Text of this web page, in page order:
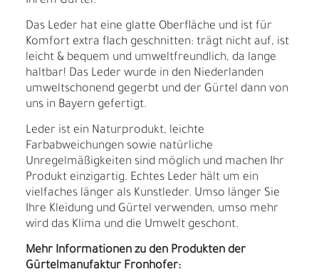
Das Leder hat eine glatte Oberfläche und ist für
Komfort extra flach geschnitten: trägt nicht auf, ist
leicht & bequem und umweltfreundlich, da lange
haltbar! Das Leder wurde in den Niederlanden
umweltschonend gegerbt und der Gürtel dann von
uns in Bayern gefertigt.
Leder ist ein Naturprodukt, leichte
Farbabweichungen sowie natürliche
Unregelmäßigkeiten sind möglich und machen Ihr
Produkt einzigartig. Echtes Leder hält um ein
vielfaches länger als Kunstleder. Umso länger Sie
Ihre Kleidung und Gürtel verwenden, umso mehr
wird das Klima und die Umwelt geschont.
Mehr Informationen zu den Produkten der
Gürtelmanufaktur Fronhofer: